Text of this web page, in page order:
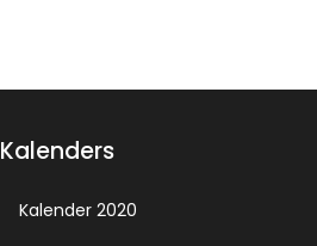
Kalenders
Kalender 2020